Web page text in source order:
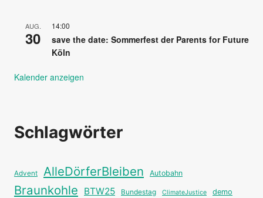
AUG.
30
14:00
save the date: Sommerfest der Parents for Future
Köln
Kalender anzeigen
Schlagwörter
Advent AlleDörferBleiben Autobahn
Braunkohle BTW25 Bundestag ClimateJustice demo